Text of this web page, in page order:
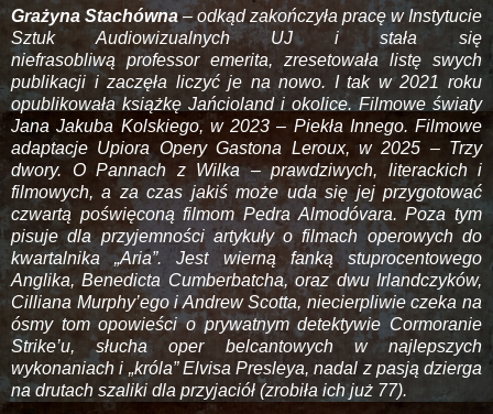
Grażyna Stachówna– odkąd zakończyła pracę w Instytucie
Sztuk Audiowizualnych UJ i stała się
niefrasobliwą professor emerita, zresetowała listę swych
publikacji i zaczęła liczyć je na nowo. I tak w 2021 roku
opublikowała książkę Jańcioland i okolice. Filmowe światy
Jana Jakuba Kolskiego, w 2023 – Piekła Innego. Filmowe
adaptacje Upiora Opery Gastona Leroux, w 2025 – Trzy
dwory. O Pannach z Wilka – prawdziwych, literackich i
filmowych, a za czas jakiś może uda się jej przygotować
czwartą poświęconą filmom Pedra Almodóvara. Poza tym
pisuje dla przyjemności artykuły o filmach operowych do
kwartalnika „Aria”. Jest wierną fanką stuprocentowego
Anglika, Benedicta Cumberbatcha, oraz dwu Irlandczyków,
Cilliana Murphy’ego i Andrew Scotta, niecierpliwie czeka na
ósmy tom opowieści o prywatnym detektywie Cormoranie
Strike’u, słucha oper belcantowych w najlepszych
wykonaniach i „króla” Elvisa Presleya, nadal z pasją dzierga
na drutach szaliki dla przyjaciół (zrobiła ich już 77).